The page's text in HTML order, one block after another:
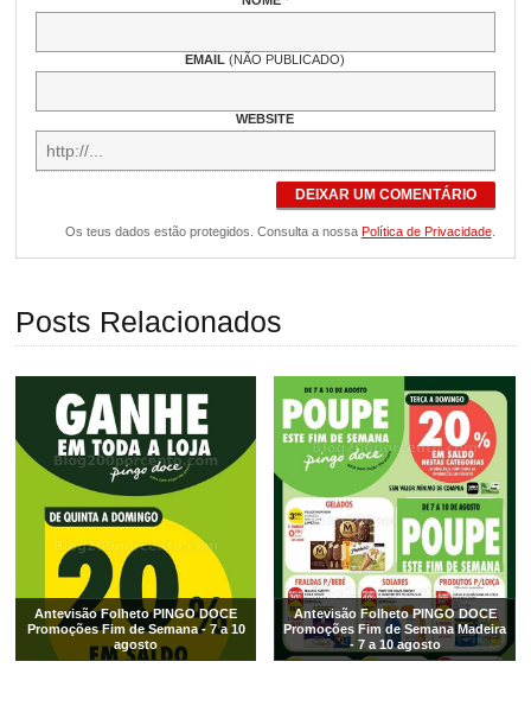
EMAIL(NÃO PUBLICADO)
WEBSITE
DEIXAR UM COMENTÁRIO
Os teus dados estão protegidos. Consulta a nossa Política de Privacidade.
Posts Relacionados
Antevisão Folheto PINGO DOCE
Promoções Fim de Semana - 7 a 10
agosto
Antevisão Folheto PINGO DOCE
Promoções Fim de Semana Madeira
- 7 a 10 agosto